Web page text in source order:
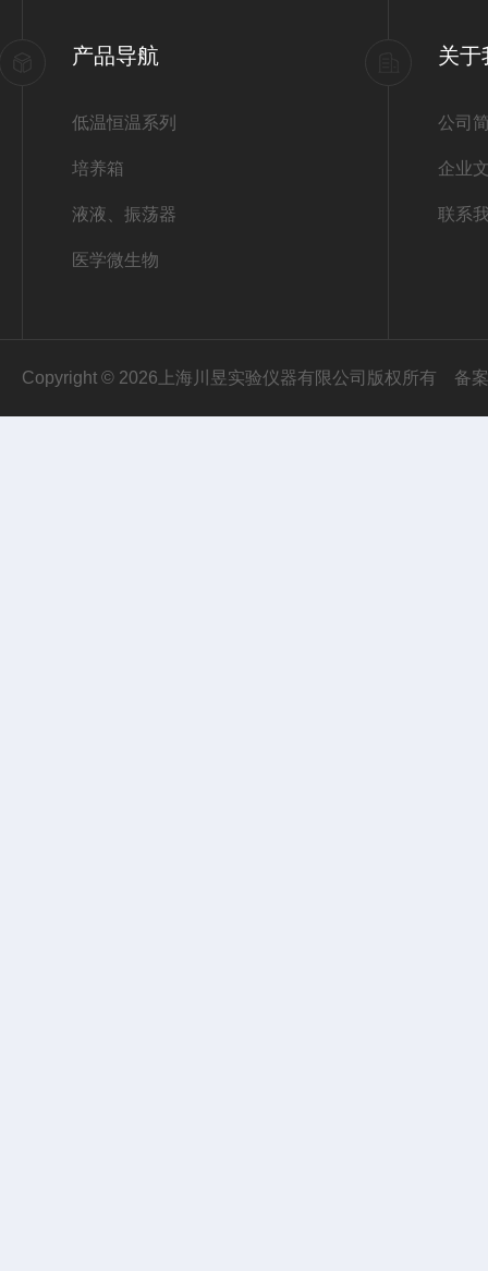
产品导航
低温恒温系列
培养箱
液液、振荡器
医学微生物
关于
公司
企业
联系
Copyright © 2026上海川昱实验仪器有限公司版权所有 备